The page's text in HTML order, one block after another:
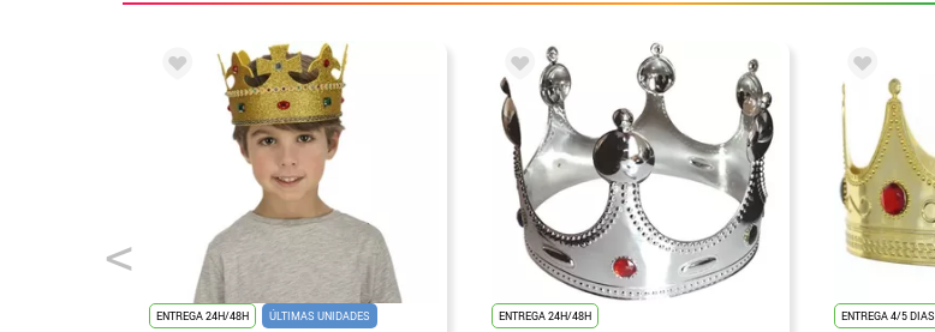
ENTREGA 24H/48H ÚLTIMAS UNIDADES ENTREGA 24H/48H ENTREGA 4/5 DIAS